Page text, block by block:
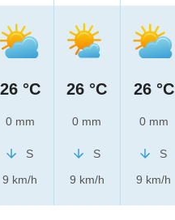
26 °C
0 mm
S
9 km/h
26 °C
0 mm
S
9 km/h
26 °C
0 mm
S
9 km/h